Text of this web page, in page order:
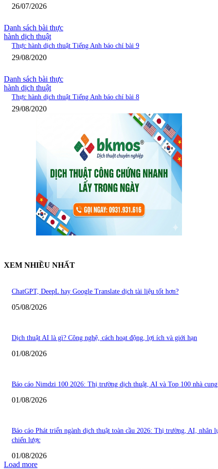
26/07/2026
Danh sách bài thực
hành dịch thuật
Thực hành dịch thuật Tiếng Anh báo chí bài 9
29/08/2020
Danh sách bài thực
hành dịch thuật
Thực hành dịch thuật Tiếng Anh báo chí bài 8
29/08/2020
XEM NHIỀU NHẤT
ChatGPT, DeepL hay Google Translate dịch tài liệu tốt hơn?
05/08/2026
Dịch thuật AI là gì? Công nghệ, cách hoạt động, lợi ích và giới hạn
01/08/2026
Báo cáo Nimdzi 100 2026: Thị trường dịch thuật, AI và Top 100 nhà cung
01/08/2026
Báo cáo Phát triển ngành dịch thuật toàn cầu 2026: Thị trường, AI, nhân
chiến lược
01/08/2026
Load more